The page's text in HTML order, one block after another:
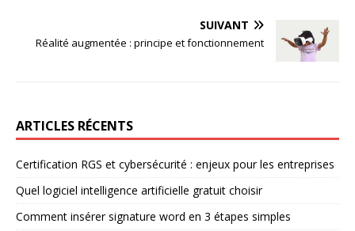
SUIVANT
Réalité augmentée : principe et fonctionnement
ARTICLES RÉCENTS
Certification RGS et cybersécurité : enjeux pour les entreprises
Quel logiciel intelligence artificielle gratuit choisir
Comment insérer signature word en 3 étapes simples